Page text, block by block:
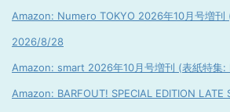
Amazon: Numero TOKYO 2026年10月号増刊
2026/8/28
Amazon: smart 2026年10月号増刊 (表紙特
Amazon: BARFOUT! SPECIAL EDITION